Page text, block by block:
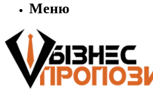
Меню